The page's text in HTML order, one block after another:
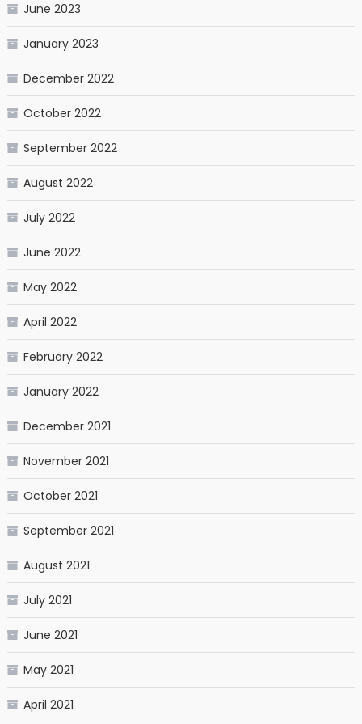
June 2023
January 2023
December 2022
October 2022
September 2022
August 2022
July 2022
June 2022
May 2022
April 2022
February 2022
January 2022
December 2021
November 2021
October 2021
September 2021
August 2021
July 2021
June 2021
May 2021
April 2021